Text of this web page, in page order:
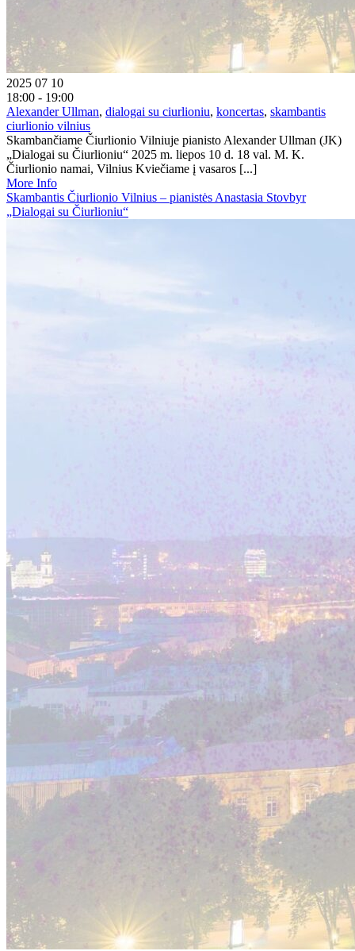
2025 07 10
18:00 - 19:00
Alexander Ullman, dialogai su ciurlioniu, koncertas, skambantis
ciurlionio vilnius
Skambančiame Čiurlionio Vilniuje pianisto Alexander Ullman (JK)
„Dialogai su Čiurlioniu“ 2025 m. liepos 10 d. 18 val. M. K.
Čiurlionio namai, Vilnius Kviečiame į vasaros [...]
More Info
Skambantis Čiurlionio Vilnius – pianistės Anastasia Stovbyr
„Dialogai su Čiurlioniu“